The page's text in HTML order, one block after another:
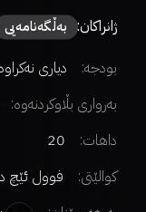
ژانراکان: بەڵگەنامەیی
بودجە:
دیاری
بەرواری بڵاوکردنەوە:
داهات:
20
کوالێتی:
فوول ئێچ